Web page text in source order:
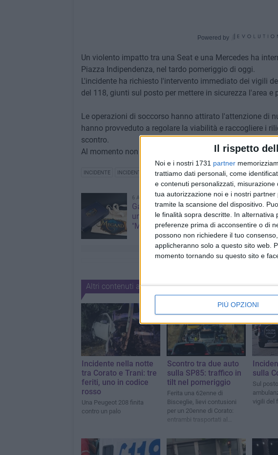
Il rispetto
Noi e i nostri 1731 partner
trattiamo dati personali, come
e contenuti personalizzati,
tua autorizzazione noi e i nostri
tramite la scansione del dispositivo.
le finalità sopra descritte. In
preferenze prima di acconsentire o di
possono non richiedere il tuo
applicheranno solo a questo sito web.
momento tornando su questo sito e
PIÙ OPZIONI
Powered by
Un violento impatto tra una Seat e una Mercedes ha
Piazza Indipendenza, nel tardo pomeriggio di oggi.
L'incidente ha richiesto l'intervento immediato dei vigili
del 118, giunti sul posto per mettere in sicurezza l'area
Le operazioni di soccorso hanno attirato l'attenzione di
hanno provveduto a regolare la viabilità e raccogliere i
scontro.
Al momento non sono state diffuse ulteriori
INCIDENTE INCIDENTE STRADALE
6 AGOSTO 2026
Gaetano Mongelli, sei anni per
un sogno: nasce a Corato
"Megaad"
Altri contenuti a tema
Incidente nella notte
tra Corato e Trani: tre
feriti, uno in codice
rosso
Una Peugeot 208 finita
contro un palo
Scontro tra due auto
sulla SP85: traffico in
tilt nel pomeriggio
Ferita una 62enne di
Bisceglie, lievi contusioni
per un 20enne di Corato:
entrambi trasportati al
sulla
Sul
vigili del